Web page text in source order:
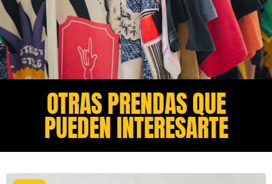
OTRAS PRENDAS QUE
PUEDEN INTERESARTE​